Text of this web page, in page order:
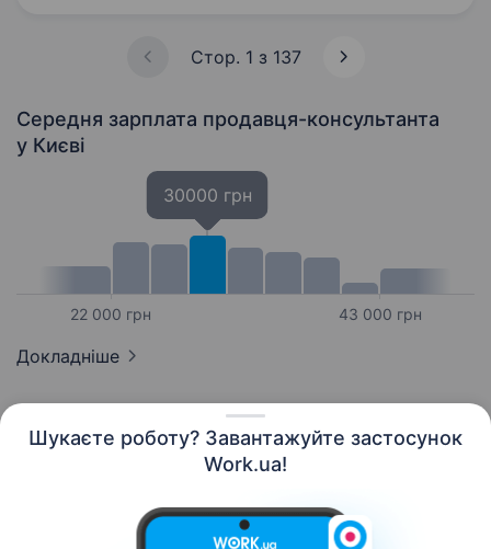
Шукаєте роботу? Завантажуйте застосунок
Work.ua!
Стор. 1 з 137
Середня зарплата продавця-консультанта
у Києві
22 000 грн
30000 грн
43 000 грн
Докладніше